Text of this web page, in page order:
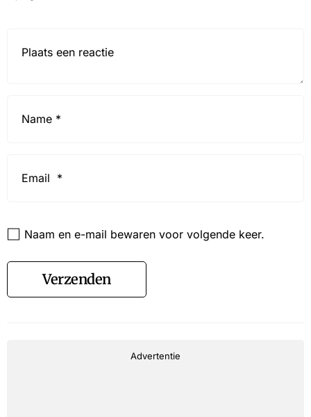
Naam en e-mail bewaren voor volgende keer.
Verzenden
Advertentie